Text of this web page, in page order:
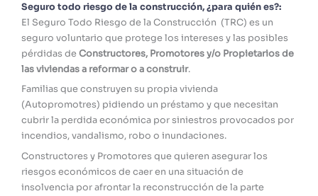
Seguro todo riesgo de la construcción, ¿para quién es?:
El Seguro Todo Riesgo de la Construcción (TRC) es un
seguro voluntario que protege los intereses y las posibles
pérdidas deConstructores, Promotores y/o Propietarios de
las viviendas a reformar o a construir.
Familias que construyen su propia vivienda
(Autopromotres) pidiendo un préstamo y que necesitan
cubrir la perdida económica por siniestros provocados por
incendios, vandalismo, robo o inundaciones.
Constructores y Promotores que quieren asegurar los
riesgos económicos de caer en una situación de
insolvencia por afrontar la reconstrucción de la parte